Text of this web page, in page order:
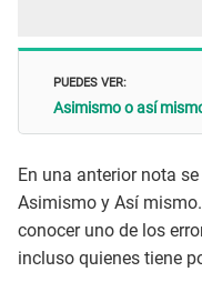
PUEDES VER:
Asimismo o así
En una anterior nota
Asimismo y Así
conocer uno de los
incluso quienes tiene